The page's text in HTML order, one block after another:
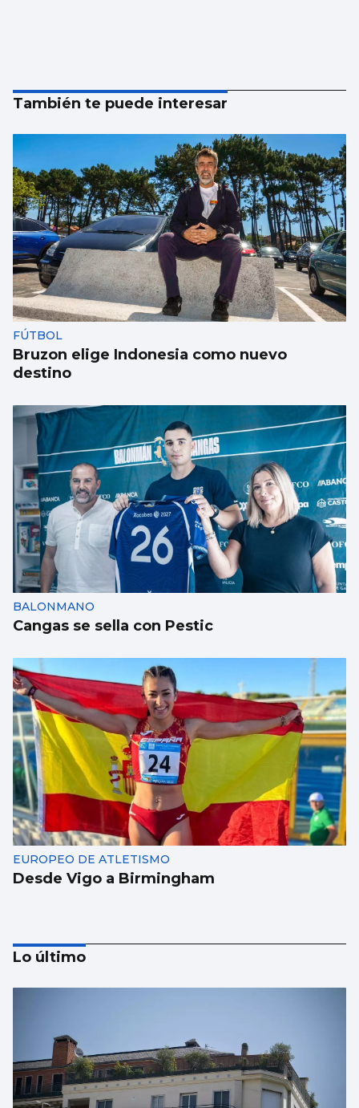
También te puede interesar
FÚTBOL
Bruzon elige Indonesia como nuevo
destino
BALONMANO
Cangas se sella con Pestic
EUROPEO DE ATLETISMO
Desde Vigo a Birmingham
Lo último